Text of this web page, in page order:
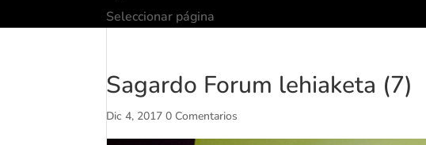
Seleccionar página
Sagardo Forum lehiaketa (7)
Dic 4, 2017 0 Comentarios